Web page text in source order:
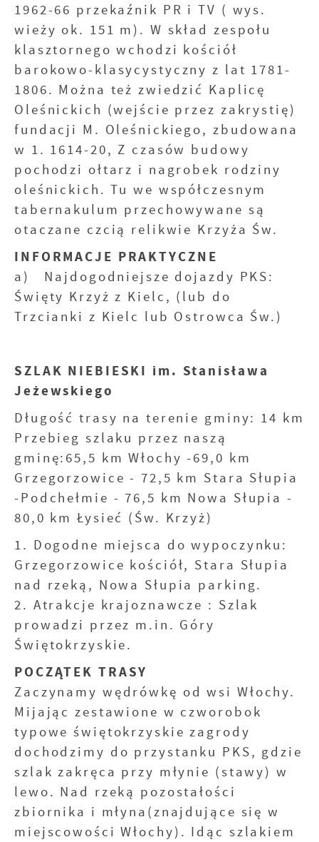
1962-66 przekaźnik PR i TV ( wys.
wieży ok. 151 m). W skład zespołu
klasztornego wchodzi kościół
barokowo-klasycystyczny z lat 1781-
1806. Można też zwiedzić Kaplicę
Oleśnickich (wejście przez zakrystię)
fundacji M. Oleśnickiego, zbudowana
w 1. 1614-20, Z czasów budowy
pochodzi ołtarz i nagrobek rodziny
oleśnickich. Tu we współczesnym
tabernakulum przechowywane są
otaczane czcią relikwie Krzyża Św.
INFORMACJE PRAKTYCZNE
a) Najdogodniejsze dojazdy PKS:
Święty Krzyż z Kielc, (lub do
Trzcianki z Kielc lub Ostrowca Św.)
SZLAK NIEBIESKI im. Stanisława
Jeżewskiego
Długość trasy na terenie gminy: 14 km
Przebieg szlaku przez naszą
gminę:65,5 km Włochy -69,0 km
Grzegorzowice - 72,5 km Stara Słupia
-Podchełmie - 76,5 km Nowa Słupia -
80,0 km Łysieć (Św. Krzyż)
1. Dogodne miejsca do wypoczynku:
Grzegorzowice kościół, Stara Słupia
nad rzeką, Nowa Słupia parking.
2. Atrakcje krajoznawcze : Szlak
prowadzi przez m.in. Góry
Świętokrzyskie.
POCZĄTEK TRASY
Zaczynamy wędrówkę od wsi Włochy.
Mijając zestawione w czworobok
typowe świętokrzyskie zagrody
dochodzimy do przystanku PKS, gdzie
szlak zakręca przy młynie (stawy) w
lewo. Nad rzeką pozostałości
zbiornika i młyna(znajdujące się w
miejscowości Włochy). Idąc szlakiem